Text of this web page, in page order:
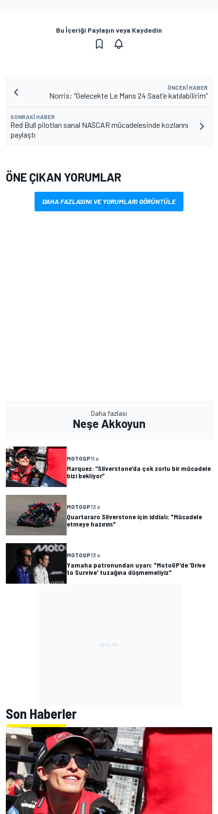
Bu İçeriği Paylaşın veya Kaydedin
ÖNCEKI HABER
Norris: “Gelecekte Le Mans 24 Saat’e katılabilirim”
SONRAKI HABER
Red Bull pilotları sanal NASCAR mücadelesinde kozlarını
paylaştı
ÖNE ÇIKAN YORUMLAR
DAHA FAZLASINI VE YORUMLARI GÖRÜNTÜLE
Daha fazlası
Neşe Akkoyun
MOTOGP11 s
Marquez: “Silverstone’da çok zorlu bir mücadele
bizi bekliyor”
MOTOGP13 s
Quartararo Silverstone için iddialı: "Mücadele
etmeye hazırım"
MOTOGP13 s
Yamaha patronundan uyarı: "MotoGP'de 'Drive
to Survive' tuzağına düşmemeliyiz"
Son Haberler